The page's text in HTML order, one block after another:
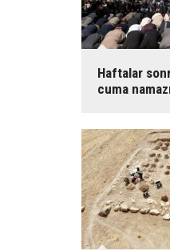
Haftalar
cuma